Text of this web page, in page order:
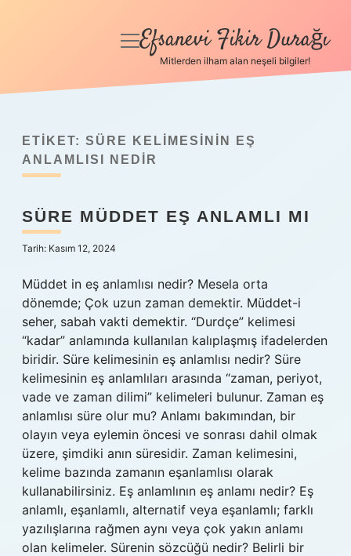
Anasayfa
Yasal Uyarı
menüyü
Efsanevi Fikir Durağı
Mitlerden ilham alan neşeli bilgiler!
ETIKET: SÜRE KELIMESININ EŞ
ANLAMLISI NEDIR
SÜRE MÜDDET EŞ ANLAMLI MI
Tarih: Kasım 12, 2024
Müddet in eş anlamlısı nedir? Mesela orta
dönemde; Çok uzun zaman demektir. Müddet-i
seher, sabah vakti demektir. “Durdçe” kelimesi
“kadar” anlamında kullanılan kalıplaşmış ifadelerden
biridir. Süre kelimesinin eş anlamlısı nedir? Süre
kelimesinin eş anlamlıları arasında “zaman, periyot,
vade ve zaman dilimi” kelimeleri bulunur. Zaman eş
anlamlısı süre olur mu? Anlamı bakımından, bir
olayın veya eylemin öncesi ve sonrası dahil olmak
üzere, şimdiki anın süresidir. Zaman kelimesini,
kelime bazında zamanın eşanlamlısı olarak
kullanabilirsiniz. Eş anlamlının eş anlamı nedir? Eş
anlamlı, eşanlamlı, alternatif veya eşanlamlı; farklı
yazılışlarına rağmen aynı veya çok yakın anlamı
olan kelimeler. Sürenin sözcüğü nedir? Belirli bir